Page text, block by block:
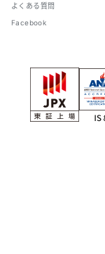
よくある質問
Facebook